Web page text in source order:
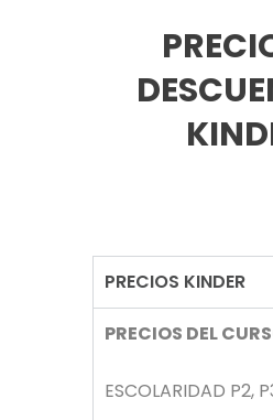
PRECIOS KINDER
PRECIOS DEL
ESCOLARIDAD P2,